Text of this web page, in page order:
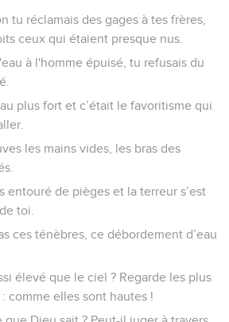
tu réclamais des gages à tes frères,
ceux qui étaient presque nus.
à l'homme épuisé, tu refusais du
plus fort et c’était le favoritisme qui
les mains vides, les bras des
entouré de pièges et la terreur s’est
toi.
ces ténèbres, ce débordement d’eau
élevé que le ciel ? Regarde les plus
comme elles sont hautes !